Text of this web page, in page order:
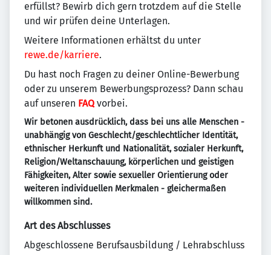
erfüllst? Bewirb dich gern trotzdem auf die Stelle
und wir prüfen deine Unterlagen.
Weitere Informationen erhältst du unter
rewe.de/karriere.
Du hast noch Fragen zu deiner Online-Bewerbung
oder zu unserem Bewerbungsprozess? Dann schau
auf unseren FAQvorbei.
Wir betonen ausdrücklich, dass bei uns alle Menschen -
unabhängig von Geschlecht/geschlechtlicher Identität,
ethnischer Herkunft und Nationalität, sozialer Herkunft,
Religion/Weltanschauung, körperlichen und geistigen
Fähigkeiten, Alter sowie sexueller Orientierung oder
weiteren individuellen Merkmalen - gleichermaßen
willkommen sind.
Art des Abschlusses
Abgeschlossene Berufsausbildung / Lehrabschluss